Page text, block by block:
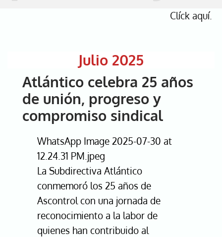
Clíck aquí.
Julio 2025
Atlántico celebra 25 años
de unión, progreso y
compromiso sindical
WhatsApp Image 2025-07-30 at
12.24.31 PM.jpeg
La Subdirectiva Atlántico
conmemoró los 25 años de
Ascontrol con una jornada de
reconocimiento a la labor de
quienes han contribuido al